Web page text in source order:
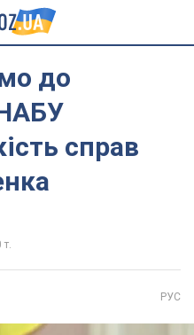
до
справ
т.
РУС